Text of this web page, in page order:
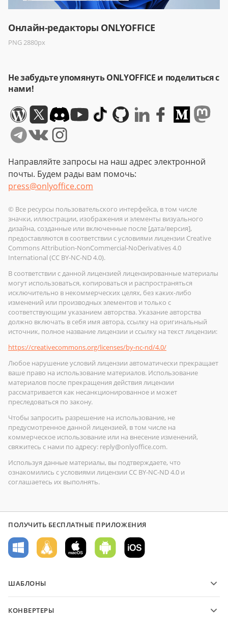
Онлайн-редакторы ONLYOFFICE
PNG 2880px
Не забудьте упомянуть ONLYOFFICE и поделиться с
нами!
Направляйте запросы на наш адрес электронной
почты. Будем рады вам помочь:
press@onlyoffice.com
© Все ресурсы пользовательского интерфейса, в том числе
значки, иллюстрации, изображения и элементы визуального
дизайна, созданные или включенные после [дата/версия],
предоставляются в соответствии с условиями лицензии Creative
Commons Attribution-NonCommercial-NoDerivatives 4.0
International (CC BY-NC-ND 4.0).
В соответствии с данной лицензией лицензированные материалы
могут использоваться, копироваться и распространяться
исключительно в некоммерческих целях, без каких-либо
изменений или производных элементов и только с
соответствующим указанием авторства. Указание авторства
должно включать в себя имя автора, ссылку на оригинальный
источник, полное название лицензии и ссылку на текст лицензии:
https://creativecommons.org/licenses/by-nc-nd/4.0/
Любое нарушение условий лицензии автоматически прекращает
ваше право на использование материалов. Использование
материалов после прекращения действия лицензии
рассматривается как несанкционированное и может
преследоваться по закону.
Чтобы запросить разрешение на использование, не
предусмотренное данной лицензией, в том числе на
коммерческое использование или на внесение изменений,
свяжитесь с нами по адресу: reply@onlyoffice.com.
Используя данные материалы, вы подтверждаете, что
ознакомились с условиями лицензии CC BY-NC-ND 4.0 и
соглашаетесь их выполнять.
ПОЛУЧИТЬ БЕСПЛАТНЫЕ ПРИЛОЖЕНИЯ
ШАБЛОНЫ
Шаблоны текстовых документов
КОНВЕРТЕРЫ